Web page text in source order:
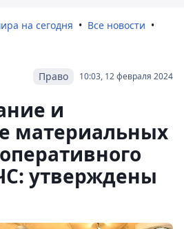
на сегодня
Все новости
10:03, 12 февраля 2024
Право
и
материальных
утверждены